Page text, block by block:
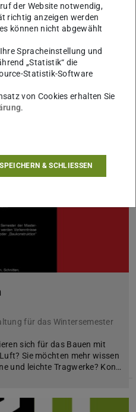
für das Wintersemester
sich für innovative
möchten mehr über die
Bauen mit der Sonne und…
für das Wintersemester
sich für das Bauen mit
Sie möchten mehr wissen
und leichte Tragwerke? Kon…
der Website notwendig,
richtig anzeigen werden
können nicht abgewählt
Spracheinstellung und
„Statistik“ die
Statistik-Software
von Cookies erhalten Sie
.
SPEICHERN & SCHLIESSEN